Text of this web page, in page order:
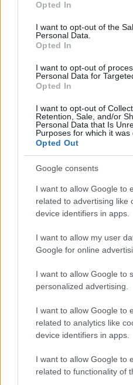
use your data for below
consent section.
Opted In
I want to opt-out of the
Personal Data.
Opted In
I want to opt-out of
Personal Data for
Opted In
I want to opt-out of
Retention, Sale, and/or
Personal Data that Is
Purposes for which it was
Opted Out
Google consents
I want to allow Google to
related to advertising like
device identifiers in apps.
I want to allow my user
Google for online
I want to allow Google to
personalized advertising.
I want to allow Google to
related to analytics like
device identifiers in apps.
I want to allow Google to
related to functionality of
NECROLOGIE
Martina
I nostri cari
I nostri cari